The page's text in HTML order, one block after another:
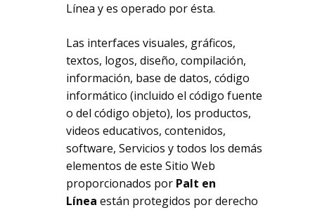
Línea y es operado por ésta.
Las interfaces visuales, gráficos,
textos, logos, diseño, compilación,
información, base de datos, código
informático (incluido el código fuente
o del código objeto), los productos,
videos educativos, contenidos,
software, Servicios y todos los demás
elementos de este Sitio Web
proporcionados por Palt en
Líneaestán protegidos por derecho